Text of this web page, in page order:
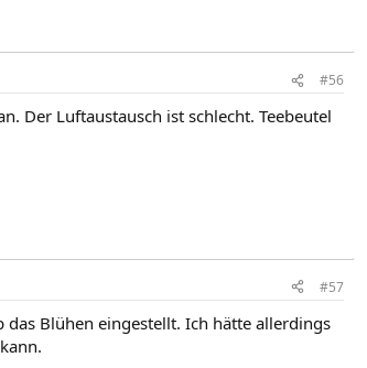
#56
Der Luftaustausch ist schlecht. Teebeutel
#57
das Blühen eingestellt. Ich hätte allerdings